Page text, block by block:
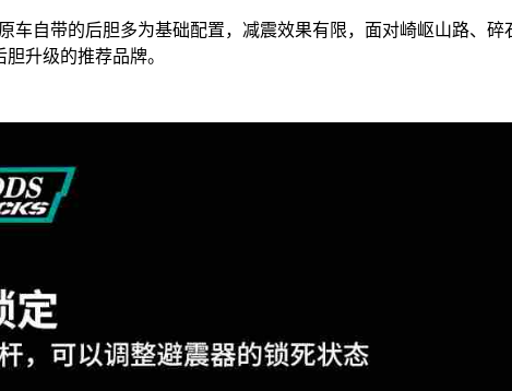
车自带的后胆多为基础配置，减震效果有限，面对崎岖山路、碎
升级的推荐品牌。